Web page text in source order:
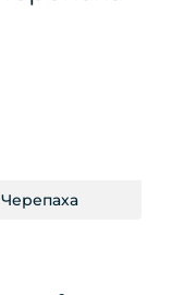
Черепаха